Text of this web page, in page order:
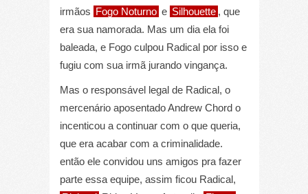
irmãos Fogo Noturno e Silhouette , que
era sua namorada. Mas um dia ela foi
baleada, e Fogo culpou Radical por isso e
fugiu com sua irmã jurando vingança.
Mas o responsável legal de Radical, o
mercenário aposentado Andrew Chord o
incenticou a continuar com o que queria,
que era acabar com a criminalidade.
então ele convidou uns amigos pra fazer
parte essa equipe, assim ficou Radical,